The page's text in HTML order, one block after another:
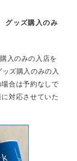
ッズ購入のみ
入のみの入店を
ズ購入のみの入
合は予約なしで
対応させていた